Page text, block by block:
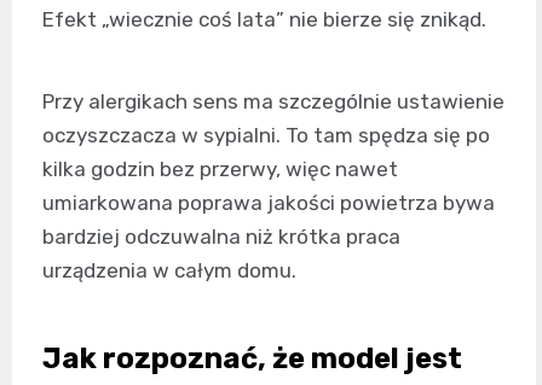
Efekt „wiecznie coś lata” nie bierze się znikąd.
Przy alergikach sens ma szczególnie ustawienie
oczyszczacza w sypialni. To tam spędza się po
kilka godzin bez przerwy, więc nawet
umiarkowana poprawa jakości powietrza bywa
bardziej odczuwalna niż krótka praca
urządzenia w całym domu.
Jak rozpoznać, że model jest